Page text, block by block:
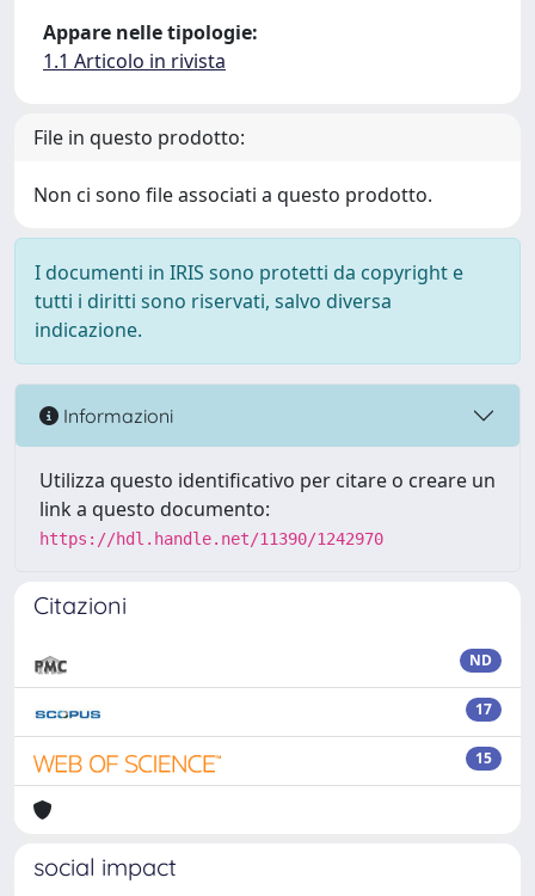
Appare nelle tipologie:
1.1 Articolo in rivista
File in questo prodotto:
Non ci sono file associati a questo prodotto.
I documenti in IRIS sono protetti da copyright e
tutti i diritti sono riservati, salvo diversa
indicazione.
Informazioni
Utilizza questo identificativo per citare o creare un
link a questo documento:
https://hdl.handle.net/11390/1242970
Citazioni
ND
17
15
social impact